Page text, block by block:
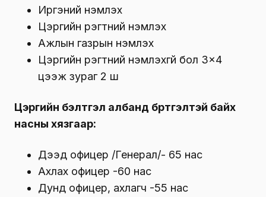
Иргэний үнэмлэх
Цэргийн үүрэгтний үнэмлэх
Ажлын газрын үнэмлэх
Цэргийн үүрэгтний үнэмлэхгүй бол 3×4
цээж зураг 2 ш
Цэргийн бэлтгэл албанд бүртгэлтэй байх
насны хязгаар:
Дээд офицер /Генерал/- 65 нас
Ахлах офицер -60 нас
Дунд офицер, ахлагч -55 нас